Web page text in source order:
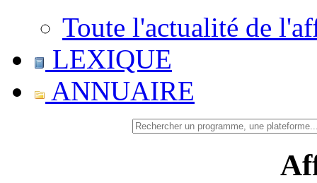
Toute l'actualité de
LEXIQUE
ANNUAIRE